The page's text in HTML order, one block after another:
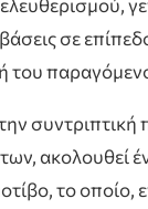
σε
του
συντριπτική
ακολουθεί
το οποίο,